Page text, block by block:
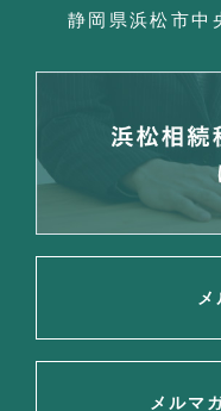
静岡県浜松市中
メ
メルマ